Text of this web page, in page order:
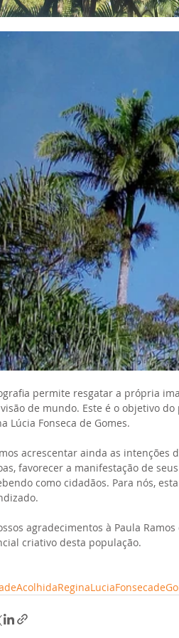
permite resgatar a própria
de mundo. Este é o objetivo do
Lúcia Fonseca de Gomes.
acrescentar ainda as intenções
favorecer a manifestação de
como cidadãos. Para nós,
agradecimentos à Paula
criativo desta população.